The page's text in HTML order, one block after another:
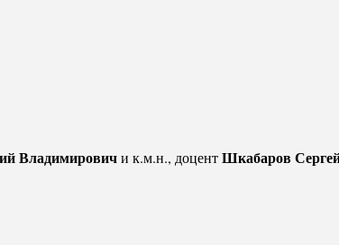
Владимировичи к.м.н., доцентШкабаров